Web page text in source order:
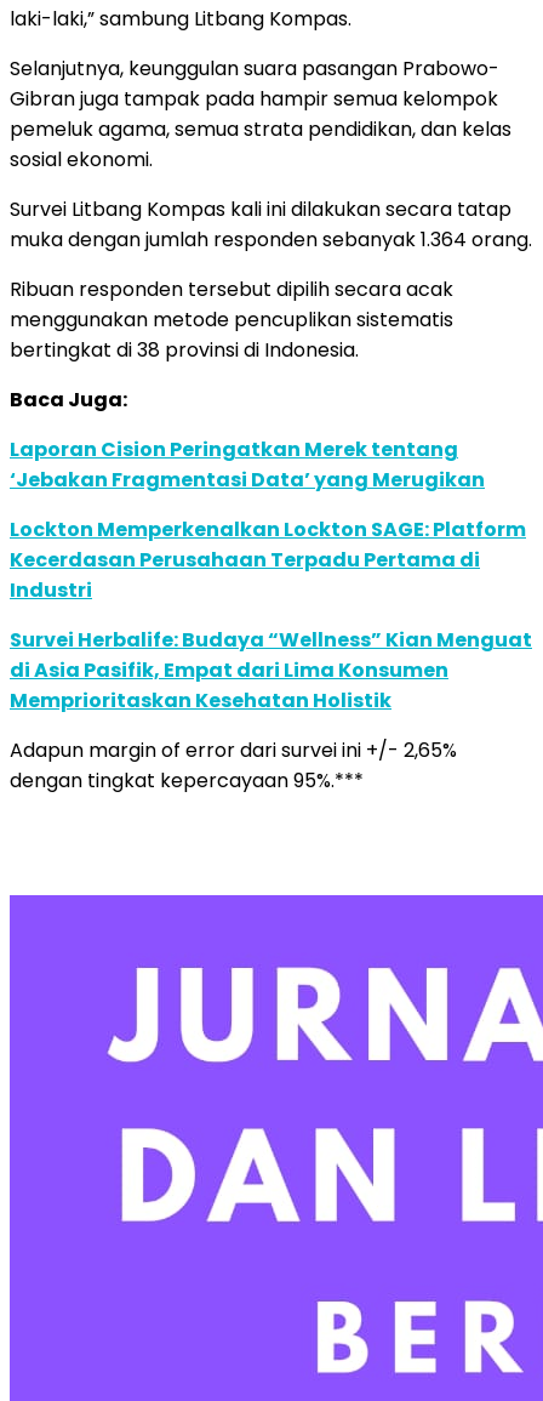
laki-laki,” sambung Litbang Kompas.
Selanjutnya, keunggulan suara pasangan Prabowo-
Gibran juga tampak pada hampir semua kelompok
pemeluk agama, semua strata pendidikan, dan kelas
sosial ekonomi.
Survei Litbang Kompas kali ini dilakukan secara tatap
muka dengan jumlah responden sebanyak 1.364 orang.
Ribuan responden tersebut dipilih secara acak
menggunakan metode pencuplikan sistematis
bertingkat di 38 provinsi di Indonesia.
Baca Juga:
Laporan Cision Peringatkan Merek tentang
‘Jebakan Fragmentasi Data’ yang Merugikan
Lockton Memperkenalkan Lockton SAGE: Platform
Kecerdasan Perusahaan Terpadu Pertama di
Industri
Survei Herbalife: Budaya “Wellness” Kian Menguat
di Asia Pasifik, Empat dari Lima Konsumen
Memprioritaskan Kesehatan Holistik
Adapun margin of error dari survei ini +/- 2,65%
dengan tingkat kepercayaan 95%.***